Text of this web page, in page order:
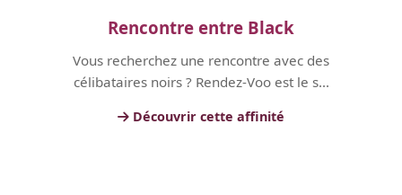
Rencontre entre Black
Vous recherchez une rencontre avec des
célibataires noirs ? Rendez-Voo est le s...
Découvrir cette affinité